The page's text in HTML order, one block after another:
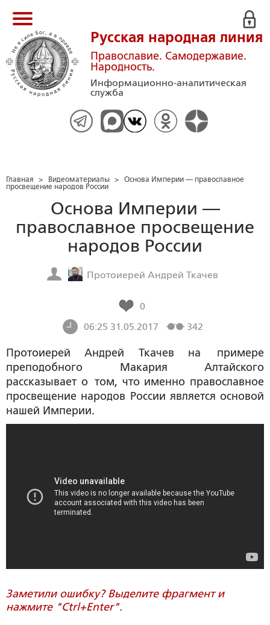
Русская народная линия
Православие. Самодержавие.
Народность.
Информационно-аналитическая
служба
Главная > Видеоматериалы > Основа Империи — православное
просвещение народов России
Основа Империи —
православное просвещение
народов России
Протоиерей Андрей Ткачев
0
06:25 31.05.2017
342
Протоиерей Андрей Ткачев на
примере
преподобного Макария Алтайского
рассказывает о том, что именно православное
просвещение народов России является основой
нашей Империи.
Заметили ошибку? Выделите фрагмент и
нажмите "Ctrl+Enter".